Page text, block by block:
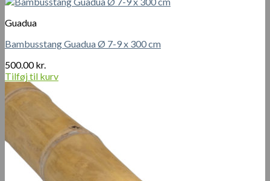
Guadua
Bambusstang Guadua Ø 7-9 x 300 cm
500.00kr.
Tilføj til kurv